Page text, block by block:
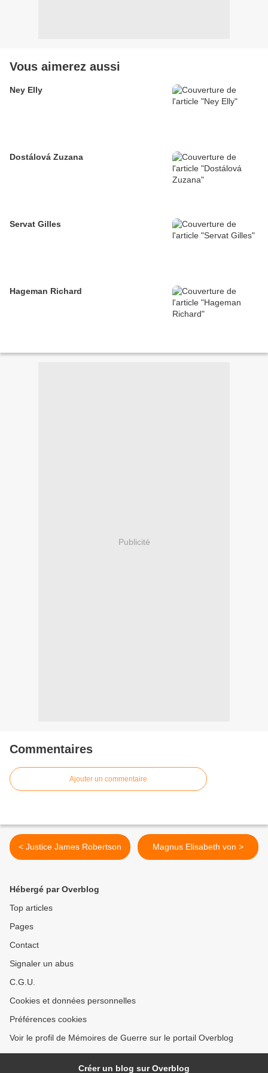
Vous aimerez aussi
Ney Elly
Dostálová Zuzana
Servat Gilles
Hageman Richard
Publicité
Commentaires
Ajouter un commentaire
< Justice James Robertson Magnus Elisabeth von >
Hébergé par Overblog
Top articles
Pages
Contact
Signaler un abus
C.G.U.
Cookies et données personnelles
Préférences cookies
Voir le profil de Mémoires de Guerre sur le portail Overblog
Créer un blog sur Overblog